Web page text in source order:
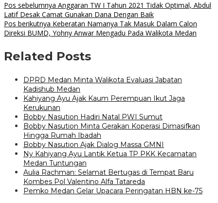
Pos sebelumnya Anggaran TW I Tahun 2021 Tidak Optimal, Abdul
Latif Desak Camat Gunakan Dana Dengan Baik
Pos berikutnya Keberatan Namanya Tak Masuk Dalam Calon
Direksi BUMD, Yohny Anwar Mengadu Pada Walikota Medan
Related Posts
DPRD Medan Minta Walikota Evaluasi Jabatan
Kadishub Medan
Kahiyang Ayu Ajak Kaum Perempuan Ikut Jaga
Kerukunan
Bobby Nasution Hadiri Natal PWI Sumut
Bobby Nasution Minta Gerakan Koperasi Dimasifkan
Hingga Rumah Ibadah
Bobby Nasution Ajak Dialog Massa GMNI
Ny Kahiyang Ayu Lantik Ketua TP PKK Kecamatan
Medan Tuntungan
Aulia Rachman: Selamat Bertugas di Tempat Baru
Kombes Pol Valentino Alfa Tatareda
Pemko Medan Gelar Upacara Peringatan HBN ke-75